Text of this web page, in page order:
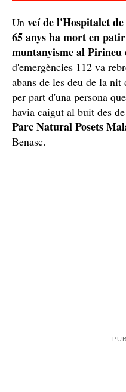
Un veí de l'Hospitalet
65 anys ha mort en
muntanyisme al Pirineu
d'emergències 112 va
abans de les deu de la
per part d'una persona
havia caigut al buit des
Parc Natural Posets
Benasc.